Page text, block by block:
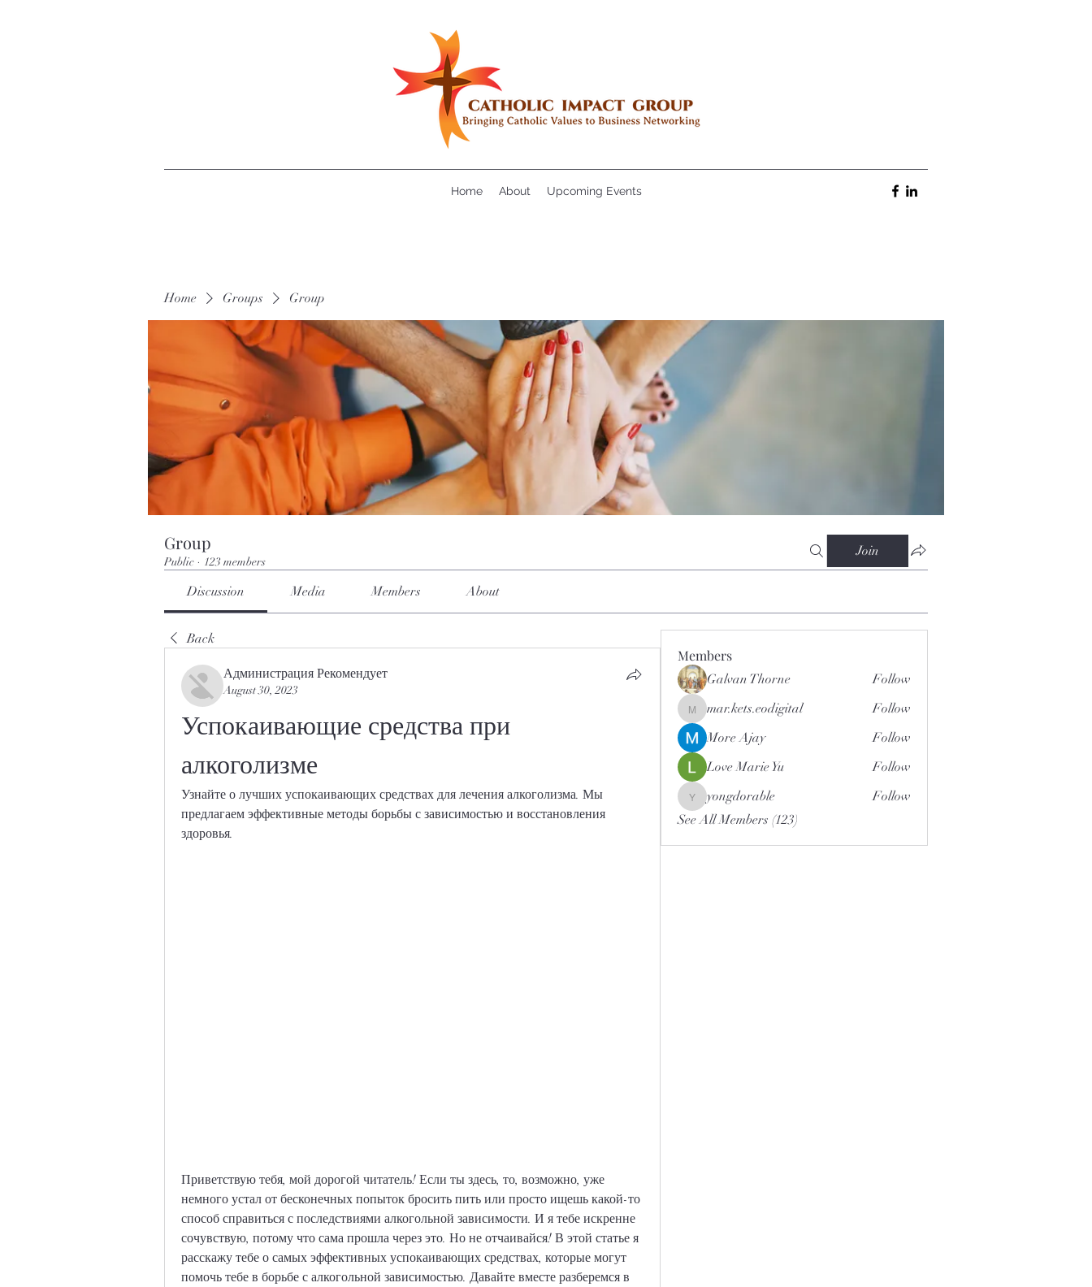
Home About Upcoming Events
Home Groups Group
Group
Public · 123 members
Join
Discussion Media Members About
Back
Администрация Рекомендует
August 30, 2023
Успокаивающие средства при
алкоголизме
Узнайте о лучших успокаивающих средствах для лечения алкоголизма. Мы
предлагаем эффективные методы борьбы с зависимостью и восстановления
здоровья.
Приветствую тебя, мой дорогой читатель! Если ты здесь, то, возможно, уже
немного устал от бесконечных попыток бросить пить или просто ищешь какой-то
способ справиться с последствиями алкогольной зависимости. И я тебе искренне
сочувствую, потому что сама прошла через это. Но не отчаивайся! В этой статье я
расскажу тебе о самых эффективных успокаивающих средствах, которые могут
помочь тебе в борьбе с алкогольной зависимостью. Давайте вместе разберемся в
Members
Galvan Thorne Follow
mar.kets.eodigital
mar.kets.eodigital
Follow
More Ajay
Follow
Love Marie Yu
Follow
yongdorable
yongdorable
Follow
See All Members (123)